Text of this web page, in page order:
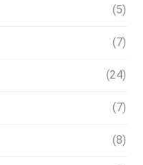
(5)
(7)
(24)
(7)
(8)